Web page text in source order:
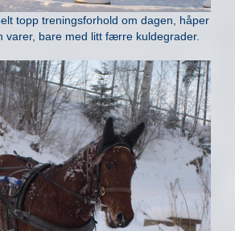
topp treningsforhold om dagen, håper
varer, bare med litt færre kuldegrader.